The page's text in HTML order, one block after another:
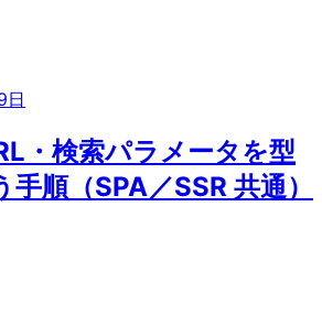
日
・検索パラメータを型
手順（SPA／SSR 共通）